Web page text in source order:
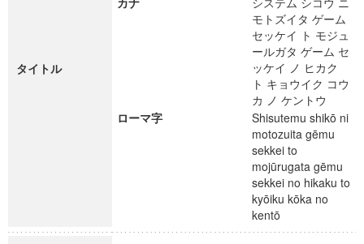
タイトル
モトズイタ ゲーム
セッケイ ト モジュ
ールガタ ゲーム セ
ッケイ ノ ヒカク
ト キョウイク コウ
カ ノ ケントウ
ローマ字
Shisutemu shikō ni
motozuita gēmu
sekkei to
mojūrugata gēmu
sekkei no hikaku to
kyōiku kōka no
kentō